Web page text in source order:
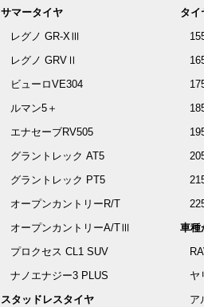
サマータイヤ
レグノ GR-XⅢ
レグノ GRVⅡ
ビューロVE304
ルマン5＋
エナセーブRV505
グラントレック AT5
グラントレック PT5
オープンカントリーR/T
オープンカントリーA/TⅢ
プロクセス CL1 SUV
ナノエナジー3 PLUS
スタッドレスタイヤ
タイ
車種
ヤ
ア